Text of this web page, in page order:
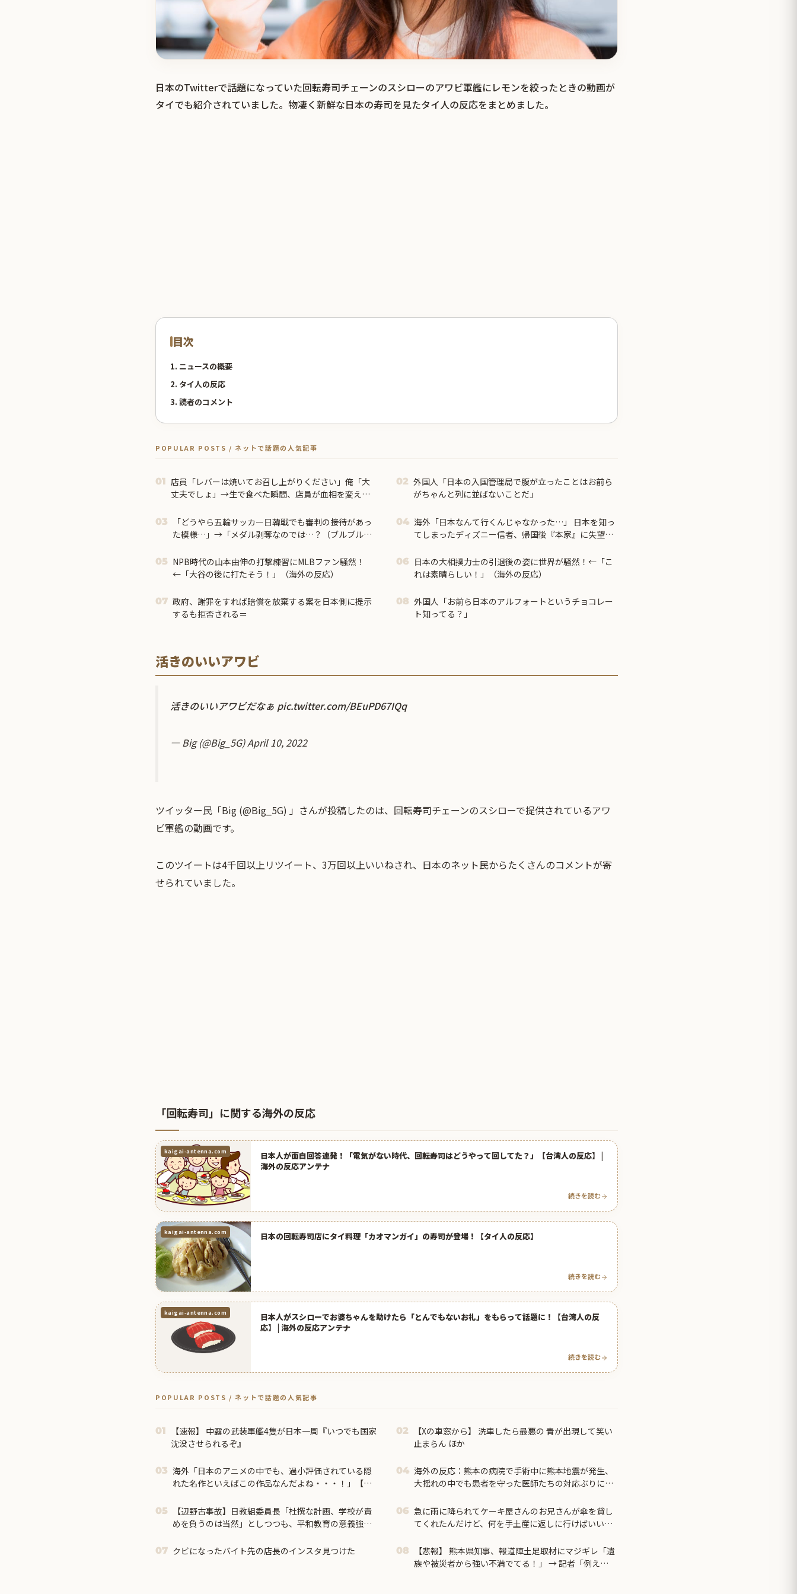
日本のTwitterで話題になっていた回転寿司チェーンのスシローのアワビ軍艦にレモンを絞ったときの動画が
タイでも紹介されていました。物凄く新鮮な日本の寿司を見たタイ人の反応をまとめました。
目次
1. ニュースの概要
2. タイ人の反応
3. 読者のコメント
POPULAR POSTS / ネットで話題の人気記事
01 店員「レバーは焼いてお召し上がりください」俺「大
丈夫でしょ」→生で食べた瞬間、店員が血相を変えて
02 外国人「日本の入国管理局で腹が立ったことはお前ら
がちゃんと列に並ばないことだ」
03
「どうやら五輪サッカー日韓戦でも審判の接待があっ
た模様…」→「メダル剥奪なのでは…？（ブルブル」
04 海外「日本なんて行くんじゃなかった…」 日本を知っ
てしまったディズニー信者、帰国後『本家』に失望す
05 NPB時代の山本由伸の打撃練習にMLBファン騒然！
←「大谷の後に打たそう！」（海外の反応）
06
日本の大相撲力士の引退後の姿に世界が騒然！←「こ
れは素晴らしい！」（海外の反応）
07 政府、謝罪をすれば賠償を放棄する案を日本側に提示
するも拒否される＝
08 外国人「お前ら日本のアルフォートというチョコレー
ト知ってる？」
活きのいいアワビ
活きのいいアワビだなぁ pic.twitter.com/BEuPD67IQq
— Big (@Big_5G)April 10, 2022
ツイッター民「Big (@Big_5G) 」さんが投稿したのは、回転寿司チェーンのスシローで提供されているアワ
ビ軍艦の動画です。
このツイートは4千回以上リツイート、3万回以上いいねされ、日本のネット民からたくさんのコメントが寄
せられていました。
「回転寿司」に関する海外の反応
kaigai-antenna.com
日本人が面白回答連発！「電気がない時代、回転寿司はどうやって回してた？」【台湾人の反応】 |
海外の反応アンテナ
続きを読む
kaigai-antenna.com 日本の回転寿司店にタイ料理「カオマンガイ」の寿司が登場！【タイ人の反応】
続きを読む
kaigai-antenna.com
日本人がスシローでお婆ちゃんを助けたら「とんでもないお礼」をもらって話題に！【台湾人の反
応】 | 海外の反応アンテナ
続きを読む
POPULAR POSTS / ネットで話題の人気記事
01
【速報】 中露の武装軍艦4隻が日本一周『いつでも国家
沈没させられるぞ』
02
【Xの車窓から】 洗車したら最悪の 青が出現して笑い
止まらん ほか
03 海外「日本のアニメの中でも、過小評価されている隠
れた名作といえばこの作品なんだよね・・・！」【海
04 海外の反応：熊本の病院で手術中に熊本地震が発生、
大揺れの中でも患者を守った医師たちの対応ぶりに海
05
【辺野古事故】日教組委員長「杜撰な計画、学校が責
めを負うのは当然」としつつも、平和教育の意義強調
06 急に雨に降られてケーキ屋さんのお兄さんが傘を貸し
てくれたんだけど、何を手土産に返しに行けばいいか
07 クビになったバイト先の店長のインスタ見つけた 08
【悲報】 熊本県知事、報道陣土足取材にマジギレ「遺
族や被災者から強い不満でてる！」 → 記者「例え